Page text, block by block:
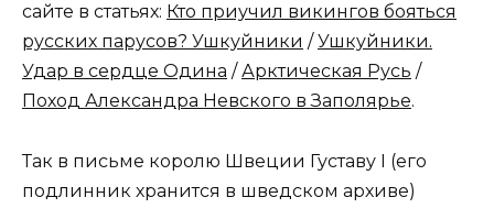
сайте в статьях: Кто приучил викингов бояться
русских парусов? Ушкуйники /Ушкуйники.
Удар в сердце Одина /Арктическая Русь /
Поход Александра Невского в Заполярье.
Так в письме королю Швеции Густаву I (его
подлинник хранится в шведском архиве)